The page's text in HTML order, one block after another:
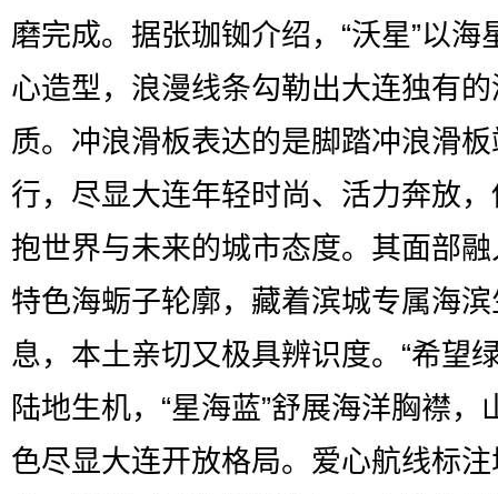
磨完成。据张珈铷介绍，“沃星”以海
心造型，浪漫线条勾勒出大连独有
质。冲浪滑板表达的是脚踏冲浪滑
行，尽显大连年轻时尚、活力奔放
抱世界与未来的城市态度。其面部
特色海蛎子轮廓，藏着滨城专属海
息，本土亲切又极具辨识度。“希望
陆地生机，“星海蓝”舒展海洋胸襟，
色尽显大连开放格局。爱心航线标